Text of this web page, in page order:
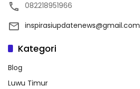
082218951966
inspirasiupdatenews@gmail.com
Kategori
Blog
Luwu Timur